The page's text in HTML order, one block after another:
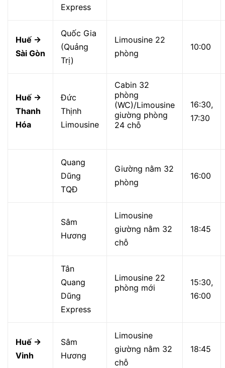
Express
Huế →
Sài Gòn
Quốc Gia
(Quảng
Trị)
Limousine 22
phòng
10:00
Huế →
Thanh
Hóa
Đức
Thịnh
Limousine
Cabin 32
phòng
(WC)/Limousine
giường phòng
24 chỗ
16:30,
17:30
Quang
Dũng
TQĐ
Giường nằm 32
phòng
16:00
Sâm
Hương
Limousine
giường nằm 32
chỗ
18:45
Tân
Quang
Dũng
Express
Limousine 22
phòng mới
15:30,
16:00
Huế →
Vinh
Sâm
Hương
Limousine
giường nằm 32
chỗ
18:45